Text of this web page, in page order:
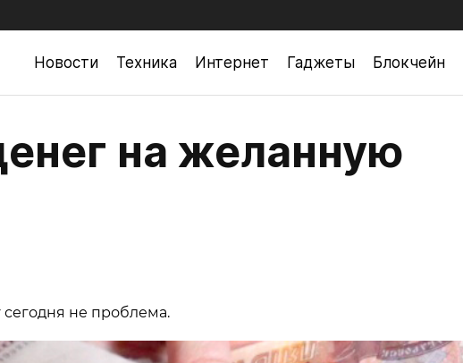
Новости Техника Интернет Гаджеты Блокчейн
на желанную
не проблема.